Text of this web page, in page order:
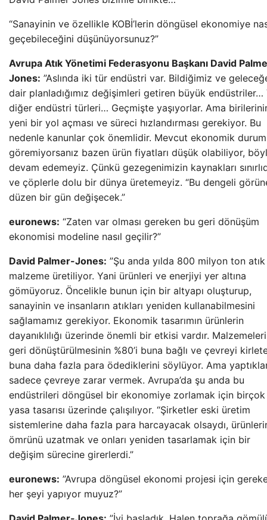
“Sanayinin ve özellikle KOBİ’lerin döngüsel ekonomiye
geçebileceğini düşünüyorsunuz?”
Avrupa Atık Yönetimi Federasyonu Başkanı David
Jones: ”Aslında iki tür endüstri var. Bildiğimiz ve
dair planladığımız değişimleri getiren büyük endüstriler…
diğer endüstri türleri… Geçmişte yaşıyorlar. Ama
yeni bir yol açması ve süreci hızlandırması gerekiyor. Bu
nedenle kanunlar çok önemlidir. Mevcut ekonomik
göremiyorsanız bazen ürün fiyatları düşük olabiliyor,
devam edemeyiz. Çünkü gezegenimizin kaynakları
ve çöplerle dolu bir dünya üretemeyiz. “Bu dengeli
düzen bir gün değişecek.”
euronews: “Zaten var olması gereken bu geri dönüşüm
ekonomisi modeline nasıl geçilir?”
David Palmer-Jones: ”Şu anda yılda 800 milyon ton atık
malzeme üretiliyor. Yani ürünleri ve enerjiyi yer altına
gömüyoruz. Öncelikle bunun için bir altyapı oluşturup,
sanayinin ve insanların atıkları yeniden kullanabilmesini
sağlamamız gerekiyor. Ekonomik tasarımın ürünlerin
dayanıklılığı üzerinde önemli bir etkisi vardır.
geri dönüştürülmesinin %80’i buna bağlı ve çevreyi
buna daha fazla para ödediklerini söylüyor. Ama
sadece çevreye zarar vermek. Avrupa’da şu anda bu
endüstrileri döngüsel bir ekonomiye zorlamak için birçok
yasa tasarısı üzerinde çalışılıyor. “Şirketler eski üretim
sistemlerine daha fazla para harcayacak olsaydı,
ömrünü uzatmak ve onları yeniden tasarlamak için bir
değişim sürecine girerlerdi.”
euronews: ”Avrupa döngüsel ekonomi projesi için
her şeyi yapıyor muyuz?”